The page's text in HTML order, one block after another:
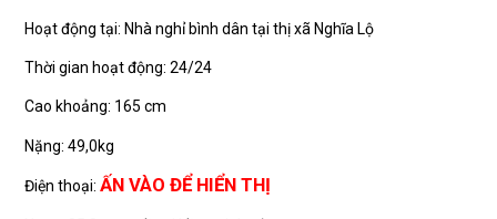
Hoạt động tại: Nhà nghỉ bình dân tại thị xã Nghĩa Lộ
Thời gian hoạt động: 24/24
Cao khoảng: 165 cm
Nặng: 49,0kg
Điện thoại:ẤN VÀO ĐỂ HIỂN THỊ